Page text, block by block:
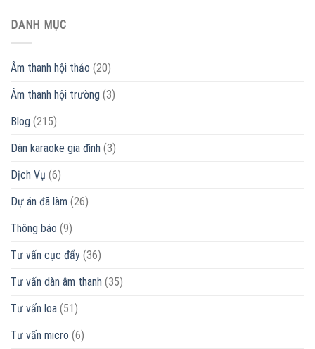
DANH MỤC
Âm thanh hội thảo (20)
Âm thanh hội trường (3)
Blog (215)
Dàn karaoke gia đình (3)
Dịch Vụ (6)
Dự án đã làm (26)
Thông báo (9)
Tư vấn cục đẩy (36)
Tư vấn dàn âm thanh (35)
Tư vấn loa (51)
Tư vấn micro (6)